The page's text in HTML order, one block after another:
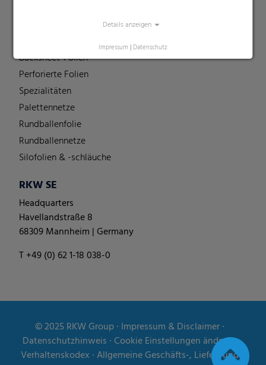
Details anzeigen
Impressum | Datenschutz
Backsheet-Folien
Perforierte Folien
Spezialitäten
Palettennetze
Rundballenfolie
Rundballennetze
Silofolien & -schläuche
RKW SE
Headquarters
Havellandstraße 8
68309 Mannheim | Germany
T +49 (0) 62 1-18 038-0
© 2025RKW Group∙ Impressum & Disclaimer∙
Datenschutzhinweis ∙Cookie Einstellungen ändern∙
Verhaltenskodex ∙Allgemeine Geschäfts-, Liefer- und